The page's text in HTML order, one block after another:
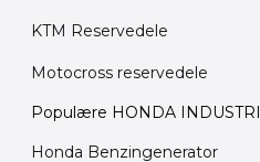
KTM Reservedele
Motocross reservedele
Populære HONDA INDUSTRI
Honda Benzingenerator